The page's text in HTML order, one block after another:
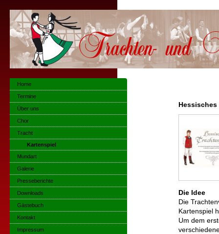
Die Idee
Die
Kartenspiel
Um dem
Home
Termine
Über uns
Chor
Tracht
Kartenspiel
Mundart
Galerie
Presseberichte
Downloads
Gästebuch
Kontakt
Impressum